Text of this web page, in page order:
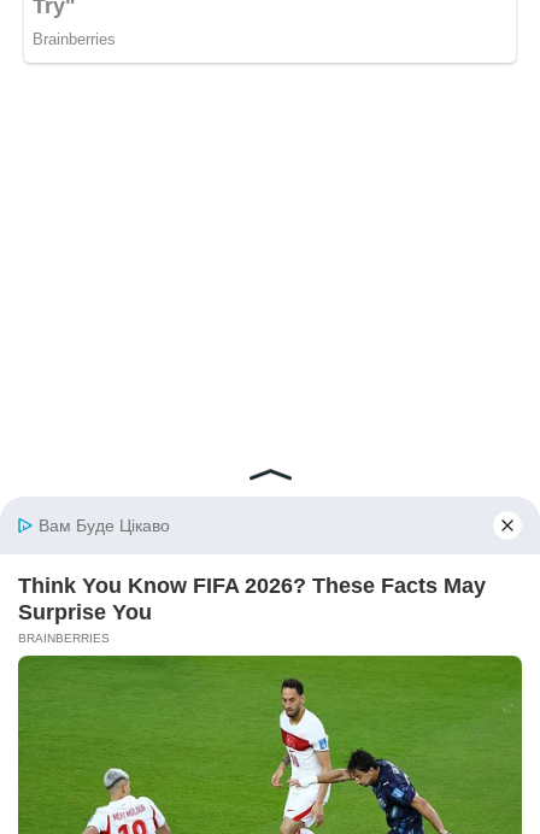
© 2026 iBilingua
Політика конфіденційності та умови користування